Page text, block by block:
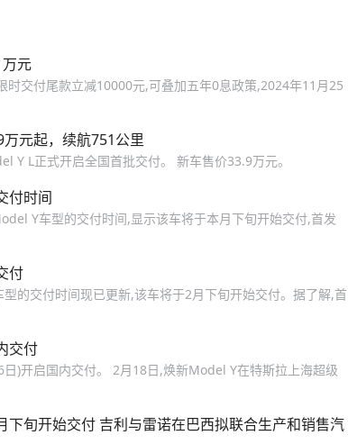
元
交付尾款立减10000元,可叠加五年0息政策,2024年11月25
元起，续航751公里
Y L正式开启全国首批交付。 新车售价33.9万元。
付时间
Y车型的交付时间,显示该车将于本月下旬开始交付,首发
付
的交付时间现已更新,该车将于2月下旬开始交付。据了解,首
交付
)开启国内交付。 2月18日,焕新Model Y在特斯拉上海超级
旬开始交付 吉利与雷诺在巴西拟联合生产和销售汽